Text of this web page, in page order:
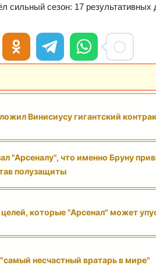
сильный сезон: 17
Винисиусу гигантский
"Арсеналу", что именно Бруну
полузащиты
которые "Арсенал" может
несчастный вратарь в мире"